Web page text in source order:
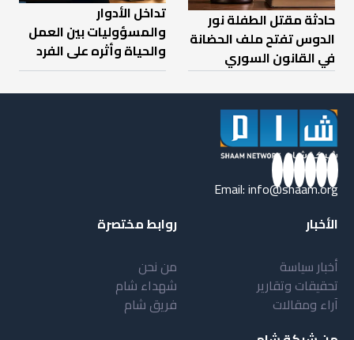
حادثة مقتل الطفلة نور
الدوس تفتح ملف الحضانة
في القانون السوري
تداخل الأدوار
والمسؤوليات بين العمل
والحياة وأثره على الفرد
Email:info@shaam.org
الأخبار
أخبار سياسة
تحقيقات وتقارير
آراء ومقالات
روابط مختصرة
من نحن
شهداء شام
فريق شام